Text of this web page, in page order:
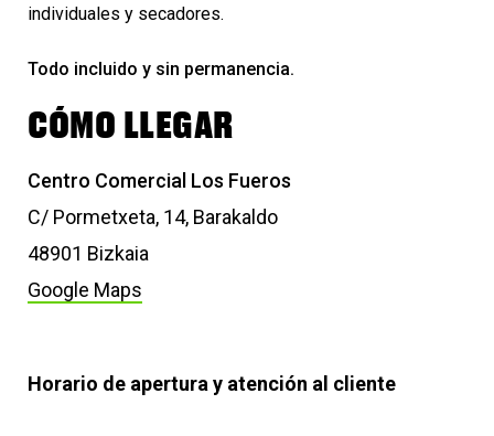
individuales y secadores.
Todo incluido y sin permanencia.
CÓMO LLEGAR
Centro Comercial Los Fueros
C/ Pormetxeta, 14, Barakaldo
48901 Bizkaia
Google Maps
Horario de apertura y atención al cliente